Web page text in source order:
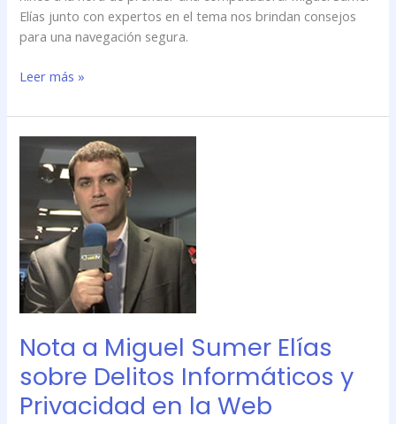
Elías junto con expertos en el tema nos brindan consejos
para una navegación segura.
Leer más »
Nota a Miguel Sumer Elías
sobre Delitos Informáticos y
Privacidad en la Web
Nota
Miguel
Sumer
Elías
sobre
Delitos
Informáticos
en
la
Web